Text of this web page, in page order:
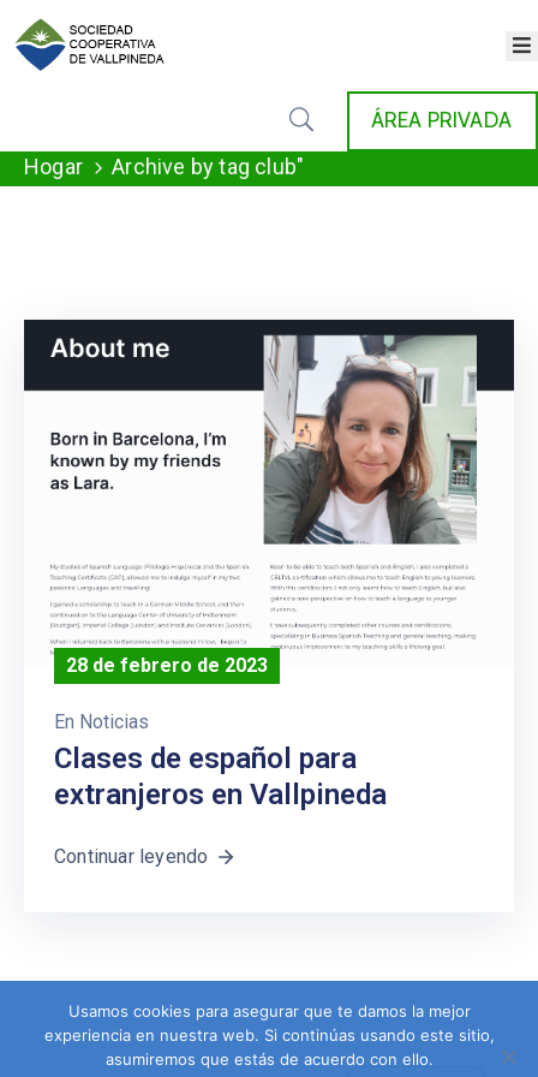
×
SERVICIOS
CONTACTO
ÁREA PRIVADA
Hogar Archive by tag club"
28 de febrero de 2023
En Noticias
Clases de español para
extranjeros en Vallpineda
Continuar leyendo
Usamos cookies para asegurar que te damos la mejor
experiencia en nuestra web. Si continúas usando este sitio,
asumiremos que estás de acuerdo con ello.